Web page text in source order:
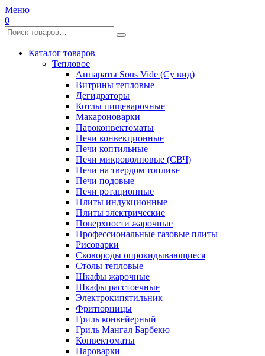
Меню
0
Каталог товаров
Тепловое
Аппараты Sous Vide (Су вид)
Витрины тепловые
Дегидраторы
Котлы пищеварочные
Макароноварки
Пароконвектоматы
Печи конвекционные
Печи коптильные
Печи микроволновые (СВЧ)
Печи на твердом топливе
Печи подовые
Печи ротационные
Плиты индукционные
Плиты электрические
Поверхности жарочные
Профессиональные газовые плиты
Рисоварки
Сковороды опрокидывающиеся
Столы тепловые
Шкафы жарочные
Шкафы расстоечные
Электрокипятильник
Фритюрницы
Гриль конвейерный
Гриль Мангал Барбекю
Конвектоматы
Пароварки